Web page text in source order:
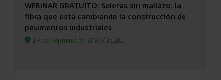
WEBINAR GRATUITO: Soleras sin mallazo: la
fibra que está cambiando la construcción de
pavimentos industriales
24 de septiembre, 2026/ONLINE